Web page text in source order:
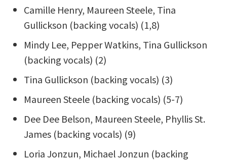
Camille Henry, Maureen Steele, Tina
Gullickson (backing vocals) (1,8)
Mindy Lee, Pepper Watkins, Tina Gullickson
(backing vocals) (2)
Tina Gullickson (backing vocals) (3)
Maureen Steele (backing vocals) (5-7)
Dee Dee Belson, Maureen Steele, Phyllis St.
James (backing vocals) (9)
Loria Jonzun, Michael Jonzun (backing